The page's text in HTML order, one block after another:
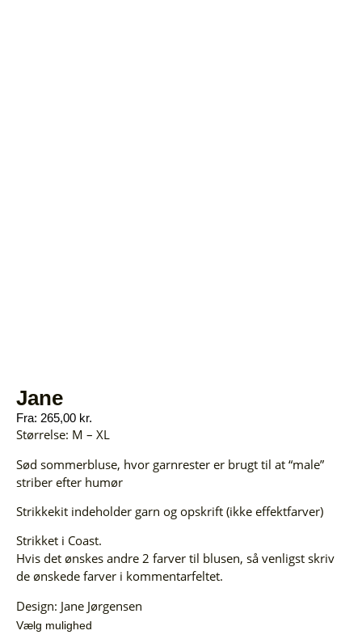
Jane
Fra: 265,00 kr.
Størrelse: M – XL
Sød sommerbluse, hvor garnrester er brugt til at “male”
striber efter humør
Strikkekit indeholder garn og opskrift (ikke effektfarver)
Strikket i Coast.
Hvis det ønskes andre 2 farver til blusen, så venligst skriv
de ønskede farver i kommentarfeltet.
Design: Jane Jørgensen
Vælg mulighed